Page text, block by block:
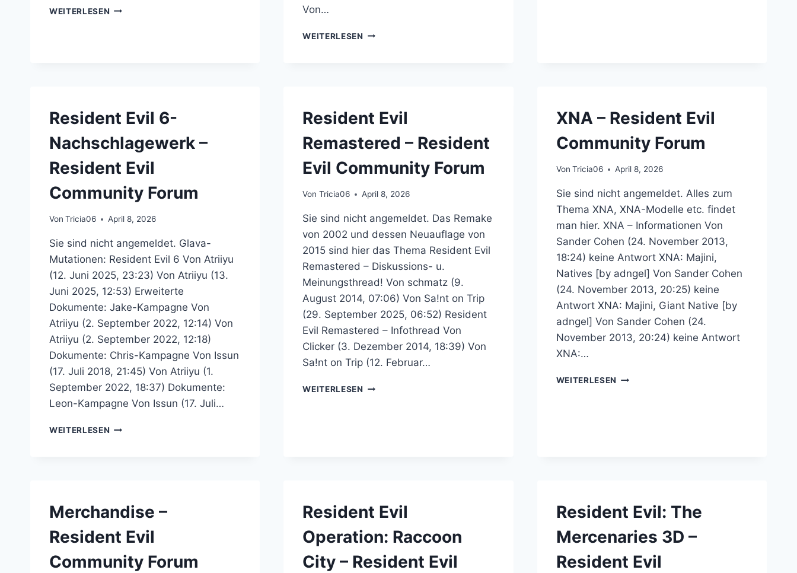
WEITERLESEN SURVIVAL
Von…
WEITERLESEN RESIDENT
COMMUNITY
Resident Evil 6-
Nachschlagewerk –
Resident Evil
Community Forum
Von Tricia06 April 8, 2026
Sie sind nicht angemeldet. Glava-
Mutationen: Resident Evil 6 Von Atriiyu
(12. Juni 2025, 23:23) Von Atriiyu (13.
Juni 2025, 12:53) Erweiterte
Dokumente: Jake-Kampagne Von
Atriiyu (2. September 2022, 12:14) Von
Atriiyu (2. September 2022, 12:18)
Dokumente: Chris-Kampagne Von Issun
(17. Juli 2018, 21:45) Von Atriiyu (1.
September 2022, 18:37) Dokumente:
Leon-Kampagne Von Issun (17. Juli…
WEITERLESEN RESIDENT
COMMUNITY
Resident Evil
Remastered – Resident
Evil Community Forum
Von Tricia06 April 8, 2026
Sie sind nicht angemeldet. Das Remake
von 2002 und dessen Neuauflage von
2015 sind hier das Thema Resident Evil
Remastered – Diskussions- u.
Meinungsthread! Von schmatz (9.
August 2014, 07:06) Von Sa!nt on Trip
(29. September 2025, 06:52) Resident
Evil Remastered – Infothread Von
Clicker (3. Dezember 2014, 18:39) Von
Sa!nt on Trip (12. Februar…
WEITERLESEN RESIDENT
XNA – Resident Evil
Community Forum
Von Tricia06 April 8, 2026
Sie sind nicht angemeldet. Alles zum
Thema XNA, XNA-Modelle etc. findet
man hier. XNA – Informationen Von
Sander Cohen (24. November 2013,
18:24) keine Antwort XNA: Majini,
Natives [by adngel] Von Sander Cohen
(24. November 2013, 20:25) keine
Antwort XNA: Majini, Giant Native [by
adngel] Von Sander Cohen (24.
November 2013, 20:24) keine Antwort
XNA:…
WEITERLESEN XNA
Merchandise –
Resident Evil
Community Forum
Resident Evil
Operation: Raccoon
City – Resident Evil
Resident Evil: The
Mercenaries 3D –
Resident Evil